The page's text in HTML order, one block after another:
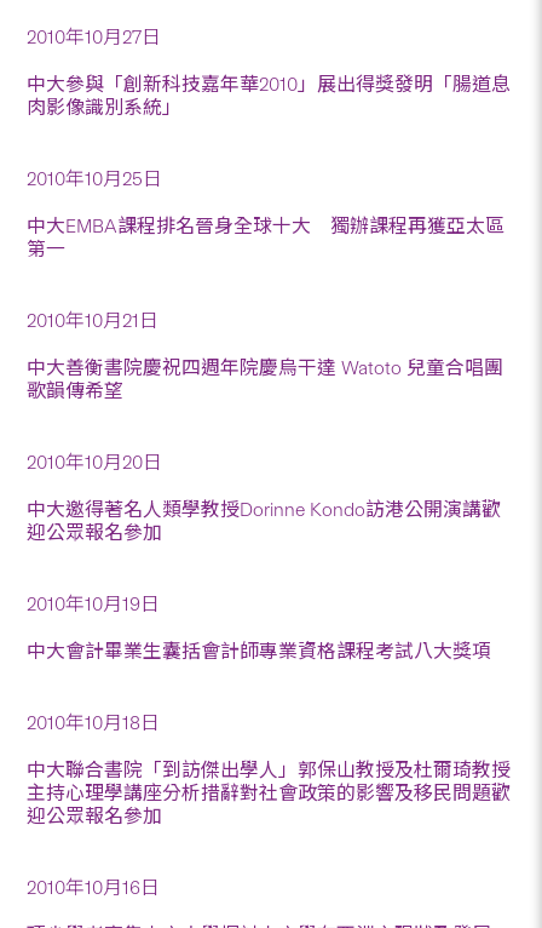
2010年10月27日
中大參與「創新科技嘉年華2010」展出得獎發明「腸道息
肉影像識別系統」
2010年10月25日
中大EMBA課程排名晉身全球十大 獨辦課程再獲亞太區
第一
2010年10月21日
中大善衡書院慶祝四週年院慶烏干達 Watoto 兒童合唱團
歌韻傳希望
2010年10月20日
中大邀得著名人類學教授Dorinne Kondo訪港公開演講歡
迎公眾報名參加
2010年10月19日
中大會計畢業生囊括會計師專業資格課程考試八大獎項
2010年10月18日
中大聯合書院「到訪傑出學人」郭保山教授及杜爾琦教授
主持心理學講座分析措辭對社會政策的影響及移民問題歡
迎公眾報名參加
2010年10月16日